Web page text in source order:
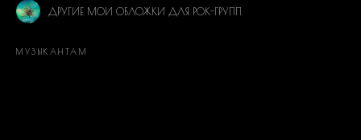
ДРУГИЕ МОИ ОБЛОЖКИ ДЛЯ РОК-ГРУПП
МУЗЫКАНТАМ